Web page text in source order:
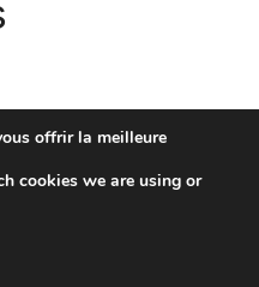
un risque
En
d’amorcer
offrir la meilleure
cookies we are using or